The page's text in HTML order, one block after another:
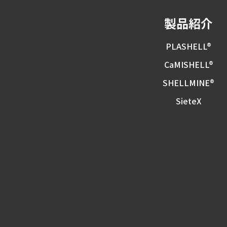
製品紹介
PLASHELL®
CaMISHELL®
SHELLMINE®︎
SieteX